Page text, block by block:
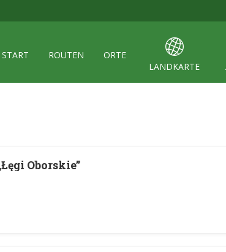
START ROUTEN
ORTE
LANDKARTE
Oborskie”